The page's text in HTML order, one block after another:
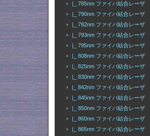
|_ 785nm ファイバ結合レーザ
|_ 790nm ファイバ結合レーザ
|_ 792nm ファイバ結合レーザ
|_ 793nm ファイバ結合レーザ
|_ 795nm ファイバ結合レーザ
|_ 808nm ファイバ結合レーザ
|_ 825nm ファイバ結合レーザ
|_ 830nm ファイバ結合レーザ
|_ 842nm ファイバ結合レーザ
|_ 845nm ファイバ結合レーザ
|_ 850nm ファイバ結合レーザ
|_ 860nm ファイバ結合レーザ
|_ 865nm ファイバ結合レーザ